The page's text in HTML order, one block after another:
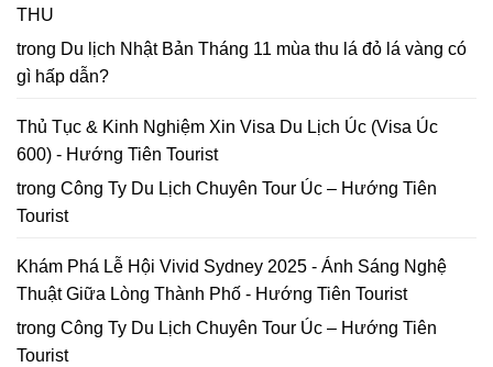
Hoa
Lạt
THU
trong Du lịch Nhật Bản Tháng 11 mùa thu lá đỏ lá vàng có
gì hấp dẫn?
Thủ Tục & Kinh Nghiệm Xin Visa Du Lịch Úc (Visa Úc
600) - Hướng Tiên Tourist
trong Công Ty Du Lịch Chuyên Tour Úc – Hướng Tiên
Tourist
Khám Phá Lễ Hội Vivid Sydney 2025 - Ánh Sáng Nghệ
Thuật Giữa Lòng Thành Phố - Hướng Tiên Tourist
trong Công Ty Du Lịch Chuyên Tour Úc – Hướng Tiên
Tourist